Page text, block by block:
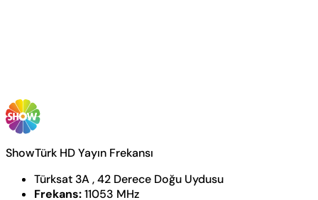
ShowTürk HD Yayın Frekansı
Türksat 3A , 42 Derece Doğu Uydusu
Frekans:11053 MHz